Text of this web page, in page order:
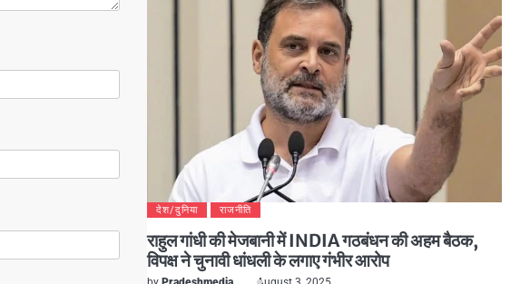
देश/दुनिया राजनीति
राहुल गांधी की मेजबानी में INDIA गठबंधन की अहम बैठक,
विपक्ष ने चुनावी धांधली के लगाए गंभीर आरोप